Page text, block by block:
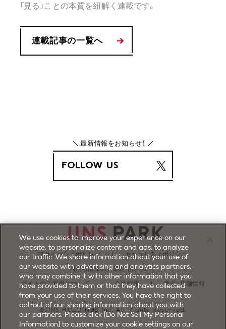
「見る」ことの本質を紐解く連載です。
連載記事の一覧へ
最新情報をお知らせ！
FOLLOW US
プライバシーポリシー セキュリティポリシー
利用者情報の外部送信について
サイトのご利用について 会社情報 商品・店舗情報
©JINS HOLDINGS Inc. All Rights Reserved.
We use cookies to improve your experience on our
website, to personalize content and ads, to analyze
our traffic. We share information about your use of
our website with advertising and analytics partners,
who may combine it with other information that you
have provided to them or that they have collected
from your use of their services. You have the right to
opt-out of our sharing information about you with
our partners. Please click [Do Not Sell My Personal
Information] to customize your cookie settings on our